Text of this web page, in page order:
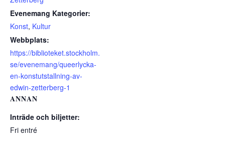
Evenemang Kategorier:
Konst, Kultur
Webbplats:
https://biblioteket.stockholm.
se/evenemang/queerlycka-
en-konstutstallning-av-
edwin-zetterberg-1
ANNAN
Inträde och biljetter:
Fri entré